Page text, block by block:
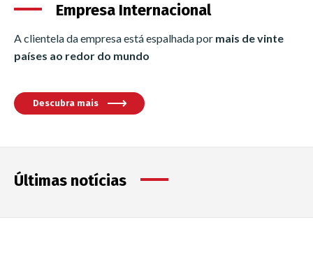
Empresa Internacional
A clientela da empresa está espalhada por mais de vinte
países ao redor do mundo
Descubra mais
Últimas notícias